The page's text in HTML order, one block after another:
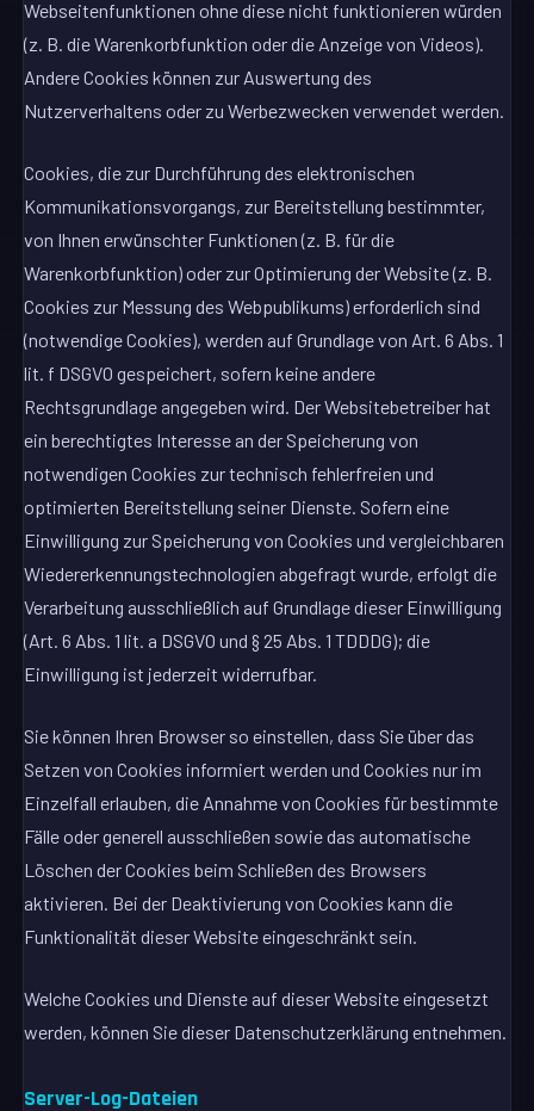
Webseitenfunktionen ohne diese nicht funktionieren würden
(z. B. die Warenkorbfunktion oder die Anzeige von Videos).
Andere Cookies können zur Auswertung des
Nutzerverhaltens oder zu Werbezwecken verwendet werden.
Cookies, die zur Durchführung des elektronischen
Kommunikationsvorgangs, zur Bereitstellung bestimmter,
von Ihnen erwünschter Funktionen (z. B. für die
Warenkorbfunktion) oder zur Optimierung der Website (z. B.
Cookies zur Messung des Webpublikums) erforderlich sind
(notwendige Cookies), werden auf Grundlage von Art. 6 Abs. 1
lit. f DSGVO gespeichert, sofern keine andere
Rechtsgrundlage angegeben wird. Der Websitebetreiber hat
ein berechtigtes Interesse an der Speicherung von
notwendigen Cookies zur technisch fehlerfreien und
optimierten Bereitstellung seiner Dienste. Sofern eine
Einwilligung zur Speicherung von Cookies und vergleichbaren
Wiedererkennungstechnologien abgefragt wurde, erfolgt die
Verarbeitung ausschließlich auf Grundlage dieser Einwilligung
(Art. 6 Abs. 1 lit. a DSGVO und § 25 Abs. 1 TDDDG); die
Einwilligung ist jederzeit widerrufbar.
Sie können Ihren Browser so einstellen, dass Sie über das
Setzen von Cookies informiert werden und Cookies nur im
Einzelfall erlauben, die Annahme von Cookies für bestimmte
Fälle oder generell ausschließen sowie das automatische
Löschen der Cookies beim Schließen des Browsers
aktivieren. Bei der Deaktivierung von Cookies kann die
Funktionalität dieser Website eingeschränkt sein.
Welche Cookies und Dienste auf dieser Website eingesetzt
werden, können Sie dieser Datenschutzerklärung entnehmen.
Server-Log-Dateien